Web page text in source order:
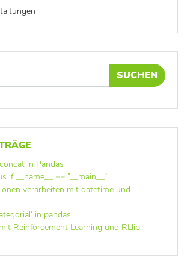
SUCHEN
in Pandas
if __name__ == ”__main__”
verarbeiten mit datetime und
in pandas
Reinforcement Learning und RLlib